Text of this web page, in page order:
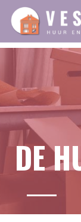
naar
inhoud
DE